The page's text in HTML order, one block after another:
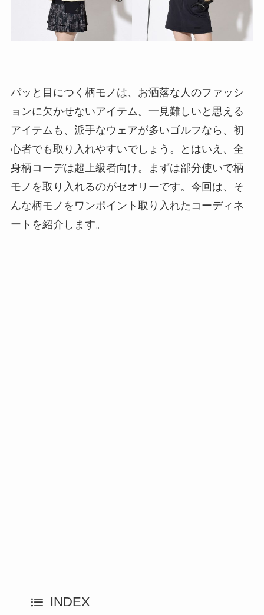
パッと目につく柄モノは、お洒落な人のファッシ
ョンに欠かせないアイテム。一見難しいと思える
アイテムも、派手なウェアが多いゴルフなら、初
心者でも取り入れやすいでしょう。とはいえ、全
身柄コーデは超上級者向け。まずは部分使いで柄
モノを取り入れるのがセオリーです。今回は、そ
んな柄モノをワンポイント取り入れたコーディネ
ートを紹介します。
INDEX